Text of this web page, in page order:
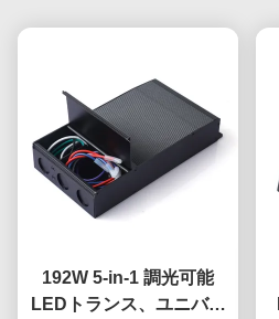
192W 5-in-1 調光可能
LEDトランス、ユニバー